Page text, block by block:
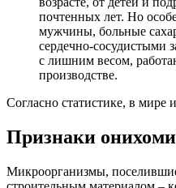
почтенных лет. Но
мужчины, больные
сердечно-сосудистыми
с лишним весом,
производстве.
Согласно статистике, в мире
Признаки
Микроорганизмы,